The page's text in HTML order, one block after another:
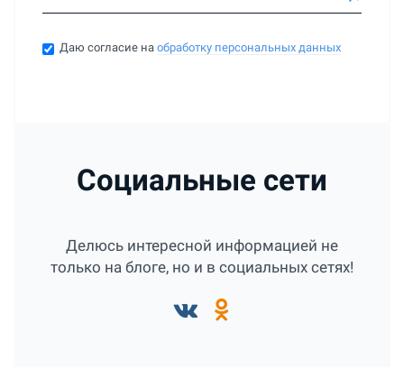
Даю согласие наобработку персональных данных
Социальные сети
Делюсь интересной информацией не
только на блоге, но и в социальных сетях!